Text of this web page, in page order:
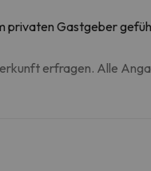
privaten Gastgeber
erfragen. Alle